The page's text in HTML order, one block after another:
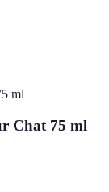
Chat 75 ml